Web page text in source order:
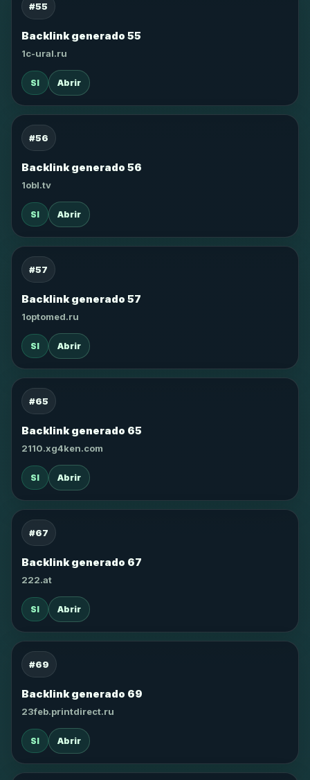
#55
Backlink generado 55
1c-ural.ru
SI Abrir
#56
Backlink generado 56
1obl.tv
SI Abrir
#57
Backlink generado 57
1optomed.ru
SI Abrir
#65
Backlink generado 65
2110.xg4ken.com
SI Abrir
#67
Backlink generado 67
222.at
SI Abrir
#69
Backlink generado 69
23feb.printdirect.ru
SI Abrir